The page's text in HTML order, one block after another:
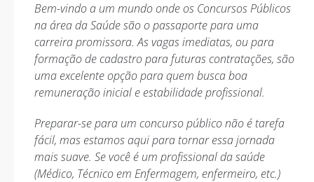
Bem-vindo a um mundo onde os Concursos Públicos
na área da Saúde são o passaporte para uma
carreira promissora. As vagas imediatas, ou para
formação de cadastro para futuras contratações, são
uma excelente opção para quem busca boa
remuneração inicial e estabilidade profissional.
Preparar-se para um concurso público não é tarefa
fácil, mas estamos aqui para tornar essa jornada
mais suave. Se você é um profissional da saúde
(Médico, Técnico em Enfermagem, enfermeiro, etc.)